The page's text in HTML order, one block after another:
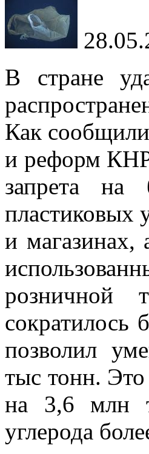
В стране
Как сообщили
и реформ КНР,
запрета на
пластиковых
и магазинах,
розничной
сократилось
позволил
тыс тонн.
на 3,6 млн
углерода